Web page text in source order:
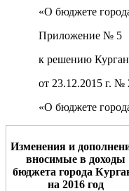
«О бюджете
Приложение № 5
к решению
от 23.12.2015 г. №
«О бюджете
Изменения и
вносимые в доходы
бюджета города
на 2016 год